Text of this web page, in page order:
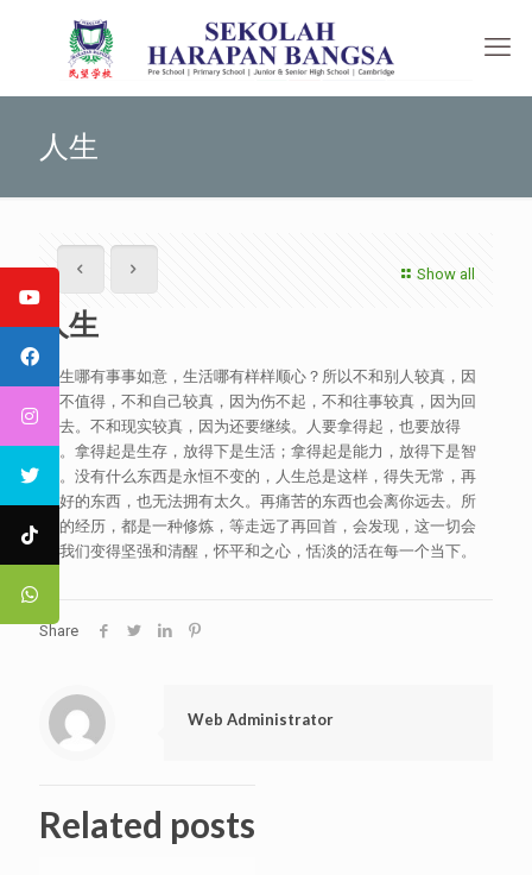
人生
Show all
人生
人生哪有事事如意，生活哪有样样顺心？所以不和别人较真，因
为不值得，不和自己较真，因为伤不起，不和往事较真，因为回
不去。不和现实较真，因为还要继续。人要拿得起，也要放得
下。拿得起是生存，放得下是生活；拿得起是能力，放得下是智
慧。没有什么东西是永恒不变的，人生总是这样，得失无常，再
美好的东西，也无法拥有太久。再痛苦的东西也会离你远去。所
有的经历，都是一种修炼，等走远了再回首，会发现，这一切会
让我们变得坚强和清醒，怀平和之心，恬淡的活在每一个当下。
Share
Web Administrator
Related posts